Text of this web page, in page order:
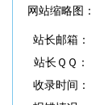
网站缩略图：
站长邮箱：
站长ＱＱ：
收录时间：